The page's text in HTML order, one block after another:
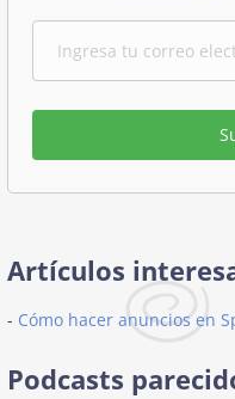
Artículos
- Cómo hacer anuncios en
Podcasts